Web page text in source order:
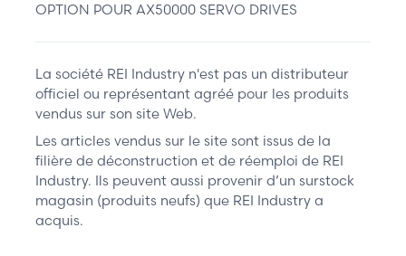
OPTION POUR AX50000 SERVO DRIVES
La société REI Industry n'est pas un distributeur
officiel ou représentant agréé pour les produits
vendus sur son site Web.
Les articles vendus sur le site sont issus de la
filière de déconstruction et de réemploi de REI
Industry. Ils peuvent aussi provenir d’un surstock
magasin (produits neufs) que REI Industry a
acquis.